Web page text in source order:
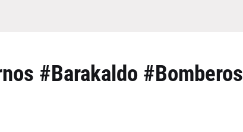
#Barakaldo #Bomberos